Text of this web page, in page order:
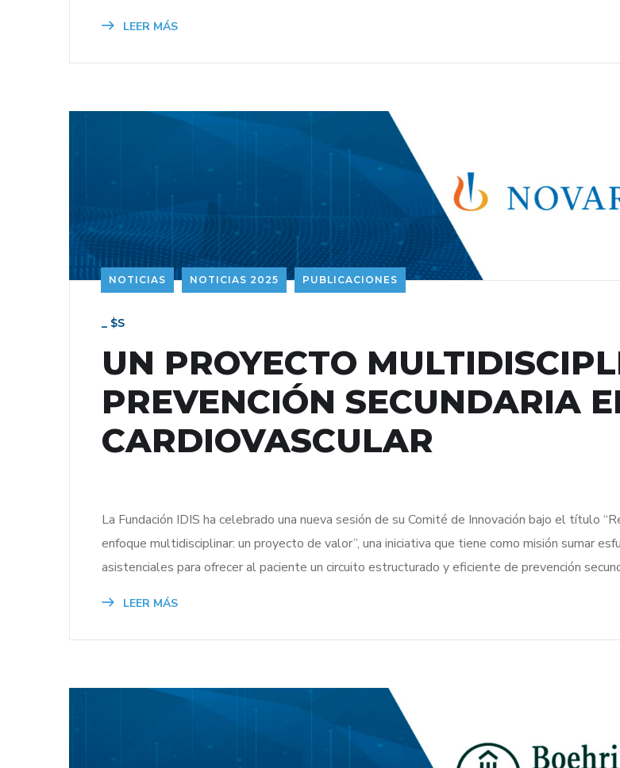
LEER MÁS
NOTICIAS NOTICIAS 2025 PUBLICACIONES
_ $s
UN PROYECTO
PREVENCIÓN SECUNDARIA
CARDIOVASCULAR
La Fundación IDIS ha celebrado una nueva sesión de su Comité de Innovación bajo el título
enfoque multidisciplinar: un proyecto de valor”, una iniciativa que tiene como misión sumar
asistenciales para ofrecer al paciente un circuito estructurado y eficiente de prevención
LEER MÁS